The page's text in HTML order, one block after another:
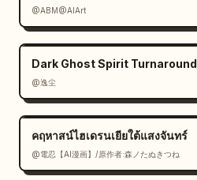
@ABM@AIArt
Dark Ghost Spirit Turnaround
@逸尘
คฤหาสน์ไฮเดรนเยียใต้แสงจันทร์
@電忍【AI漫画】/原作者:森ノたぬきつね